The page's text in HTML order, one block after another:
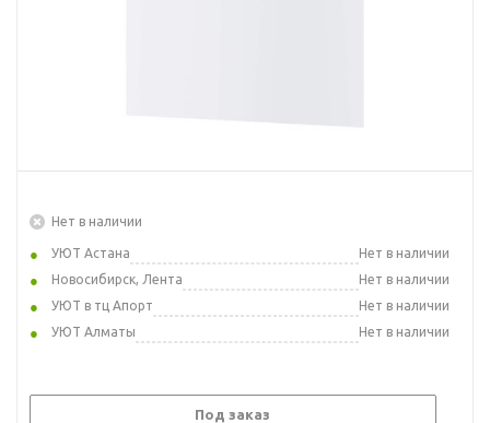
Нет в наличии
УЮТ Астана
Нет в наличии
Новосибирск, Лента
Нет в наличии
УЮТ в тц Апорт
Нет в наличии
УЮТ Алматы
Нет в наличии
Под заказ